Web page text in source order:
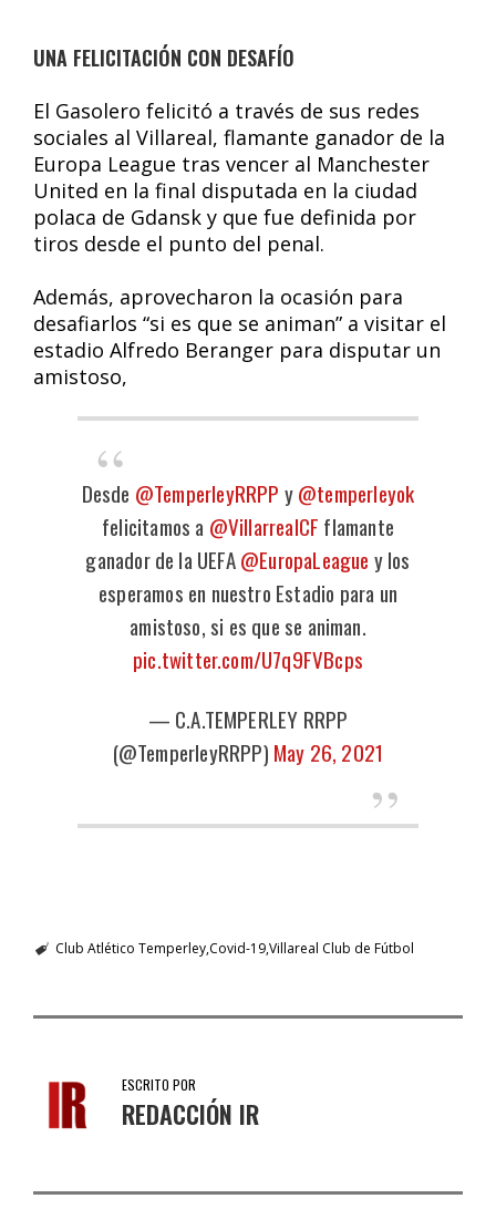
UNA FELICITACIÓN CON DESAFÍO
El Gasolero felicitó a través de sus redes
sociales al Villareal, flamante ganador de la
Europa League tras vencer al Manchester
United en la final disputada en la ciudad
polaca de Gdansk y que fue definida por
tiros desde el punto del penal.
Además, aprovecharon la ocasión para
desafiarlos “si es que se animan” a visitar el
estadio Alfredo Beranger para disputar un
amistoso,
Desde @TemperleyRRPP y@temperleyok
felicitamos a @VillarrealCF flamante
ganador de la UEFA@EuropaLeague y los
esperamos en nuestro Estadio para un
amistoso, si es que se animan.
pic.twitter.com/U7q9FVBcps
— C.A.TEMPERLEY RRPP
(@TemperleyRRPP) May 26, 2021
Club Atlético TemperleyCovid-19Villareal Club de Fútbol
ESCRITO POR
REDACCIÓN IR